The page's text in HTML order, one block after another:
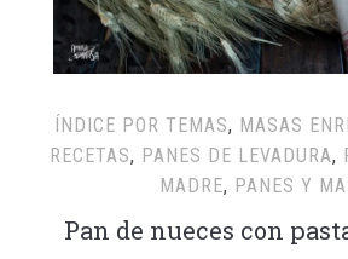
ÍNDICE POR TEMAS, MASAS
RECETAS, PANES DE LEVADURA,
MADRE, PANES Y
Pan de nueces con